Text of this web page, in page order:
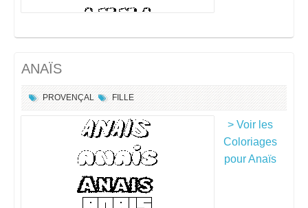
ANAÏS
PROVENÇAL FILLE
> Voir les
Coloriages
pour Anaïs